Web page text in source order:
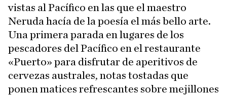
vistas al Pacífico en las que el maestro
Neruda hacía de la poesía el más bello arte.
Una primera parada en lugares de los
pescadores del Pacífico en el restaurante
«Puerto» para disfrutar de aperitivos de
cervezas australes, notas tostadas que
ponen matices refrescantes sobre mejillones